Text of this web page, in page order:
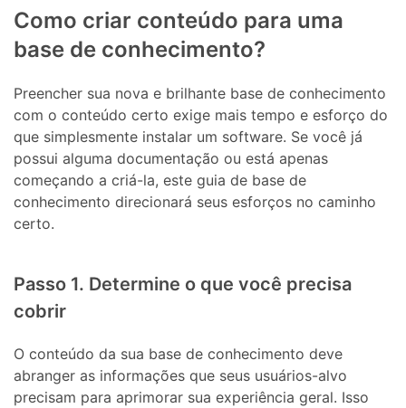
Como criar conteúdo para uma
base de conhecimento?
Preencher sua nova e brilhante base de conhecimento
com o conteúdo certo exige mais tempo e esforço do
que simplesmente instalar um software. Se você já
possui alguma documentação ou está apenas
começando a criá-la, este guia de base de
conhecimento direcionará seus esforços no caminho
certo.
Passo 1. Determine o que você precisa
cobrir
O conteúdo da sua base de conhecimento deve
abranger as informações que seus usuários-alvo
precisam para aprimorar sua experiência geral. Isso